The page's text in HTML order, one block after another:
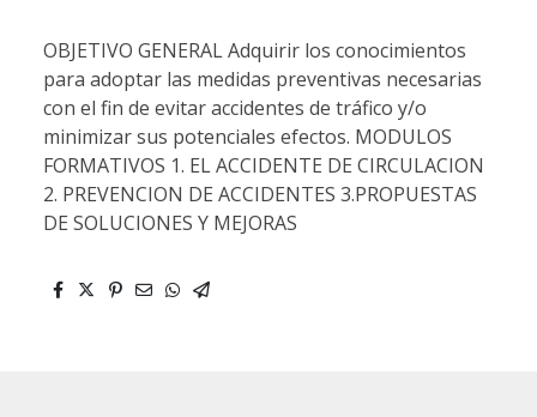
OBJETIVO GENERAL Adquirir los conocimientos
para adoptar las medidas preventivas necesarias
con el fin de evitar accidentes de tráfico y/o
minimizar sus potenciales efectos. MODULOS
FORMATIVOS 1. EL ACCIDENTE DE CIRCULACION
2. PREVENCION DE ACCIDENTES 3.PROPUESTAS
DE SOLUCIONES Y MEJORAS